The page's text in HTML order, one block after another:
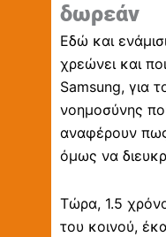
δωρεάν
Εδώ και
χρεώνει και
Samsung, για
νοημοσύνης
αναφέρουν πως
όμως να
Τώρα, 1.5
του κοινού,